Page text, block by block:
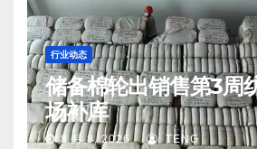
行业动态
储备棉轮出销售第3周
场补库
8 月 8, 2026 TENG